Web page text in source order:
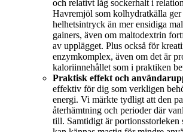
och relativt låg sockerhalt i
Havremjöl som kolhydratkälla ger
helhetsintryck än mer ensidiga
gainers, även om maltodextrin
av upplägget. Plus också för
enzymkomplex, även om det är
kaloriinnehållet som i praktiken
Praktisk effekt och
effektiv för dig som verkligen
energi. Vi märkte tydligt att den
återhämtning och perioder där
till. Samtidigt är portionsstorleken